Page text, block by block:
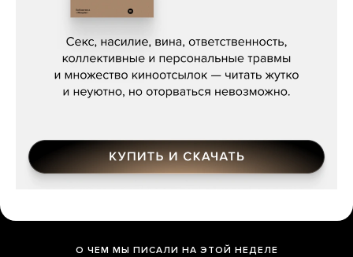
Сергей Кузнецов, «Мясорубка
О ЧЕМ МЫ ПИСАЛИ НА ЭТОЙ НЕДЕЛЕ